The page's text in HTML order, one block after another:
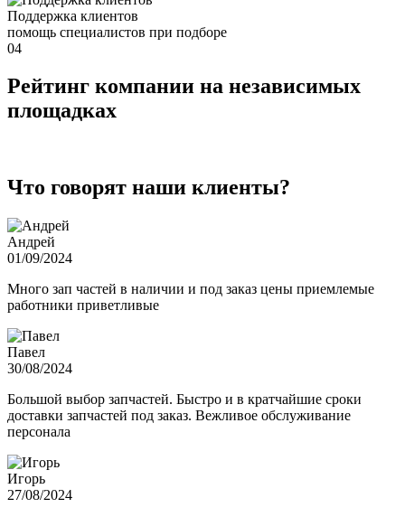
Поддержка клиентов
помощь специалистов при подборе
04
Рейтинг компании на независимых
площадках
Что говорят наши клиенты?
Андрей
01/09/2024
Много зап частей в наличии и под заказ цены приемлемые
работники приветливые
Павел
30/08/2024
Большой выбор запчастей. Быстро и в кратчайшие сроки
доставки запчастей под заказ. Вежливое обслуживание
персонала
Игорь
27/08/2024